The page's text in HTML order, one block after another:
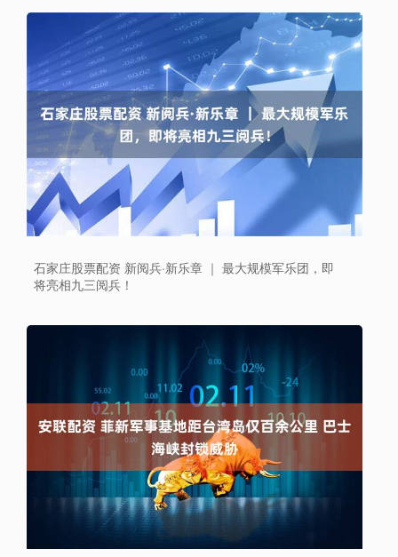
石家庄股票配资 新阅兵·新乐章 ｜ 最大规模军乐团，即
将亮相九三阅兵！